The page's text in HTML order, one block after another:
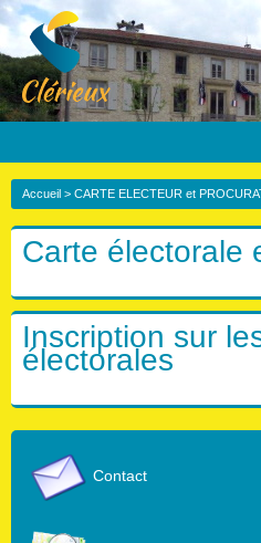
Accueil > CARTE ELECTEUR et
Carte électorale
Inscription sur
électorales
Contact